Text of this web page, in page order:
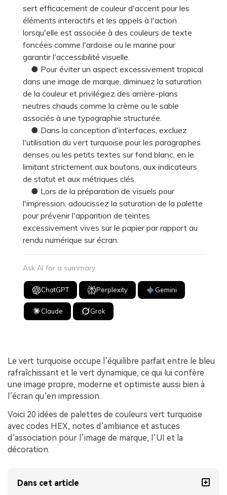
sert efficacement de couleur d'accent pour les
éléments interactifs et les appels à l'action
lorsqu'elle est associée à des couleurs de texte
foncées comme l'ardoise ou le marine pour
garantir l'accessibilité visuelle.
● Pour éviter un aspect excessivement tropical
dans une image de marque, diminuez la saturation
de la couleur et privilégiez des arrière-plans
neutres chauds comme la crème ou le sable
associés à une typographie structurée.
● Dans la conception d'interfaces, excluez
l'utilisation du vert turquoise pour les paragraphes
denses ou les petits textes sur fond blanc, en le
limitant strictement aux boutons, aux indicateurs
de statut et aux métriques clés.
● Lors de la préparation de visuels pour
l'impression, adoucissez la saturation de la palette
pour prévenir l'apparition de teintes
excessivement vives sur le papier par rapport au
rendu numérique sur écran.
Ask AI for a summary
ChatGPT Perplexity Gemini
Claude Grok
Le vert turquoise occupe l’équilibre parfait entre le bleu
rafraîchissant et le vert dynamique, ce qui lui confère
une image propre, moderne et optimiste aussi bien à
l’écran qu’en impression.
Voici 20 idées de palettes de couleurs vert turquoise
avec codes HEX, notes d’ambiance et astuces
d’association pour l’image de marque, l’UI et la
décoration.
Dans cet article